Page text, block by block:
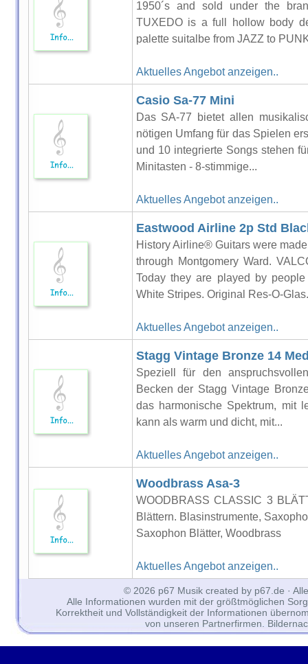
1950´s and sold under the
TUXEDO is a full hollow body
palette suitalbe from JAZZ to
Aktuelles Angebot anzeigen..
Casio Sa-77 Mini
Das SA-77 bietet allen
nötigen Umfang für das Spielen
und 10 integrierte Songs stehen
Minitasten - 8-stimmige...
Aktuelles Angebot anzeigen..
Eastwood Airline 2p Std
History Airline® Guitars were
through Montgomery Ward.
Today they are played by
White Stripes. Original Res-O-
Aktuelles Angebot anzeigen..
Stagg Vintage Bronze 14
Speziell für den
Becken der Stagg Vintage
das harmonische Spektrum, mit
kann als warm und dicht, mit...
Aktuelles Angebot anzeigen..
Woodbrass Asa-3
WOODBRASS CLASSIC 3
Blättern. Blasinstrumente,
Saxophon Blätter, Woodbrass
Aktuelles Angebot anzeigen..
© 2026 p67 Musik created by p67.de ·
Alle Informationen wurden mit der größtmöglichen
Korrektheit und Vollständigkeit der Informationen
von unseren Partnerfirmen.